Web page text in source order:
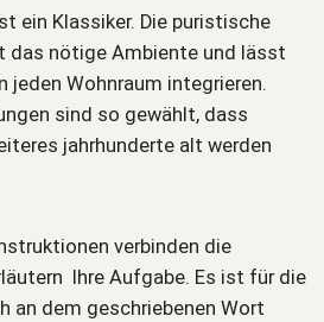
ein Klassiker. Die puristische
das nötige Ambiente und lässt
jeden Wohnraum integrieren.
sind so gewählt, dass
jahrhunderte alt werden
verbinden die
Ihre Aufgabe. Es ist für die
an dem geschriebenen Wort